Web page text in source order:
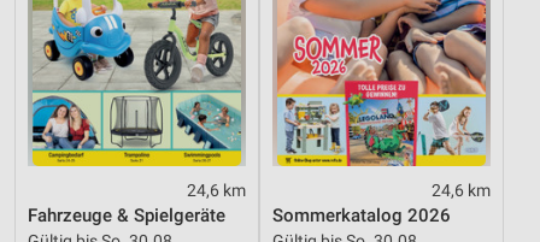
24,6 km
Fahrzeuge & Spielgeräte
24,6 km
Sommerkatalog 2026